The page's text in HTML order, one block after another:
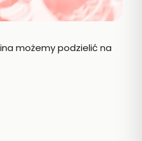
możemy podzielić na